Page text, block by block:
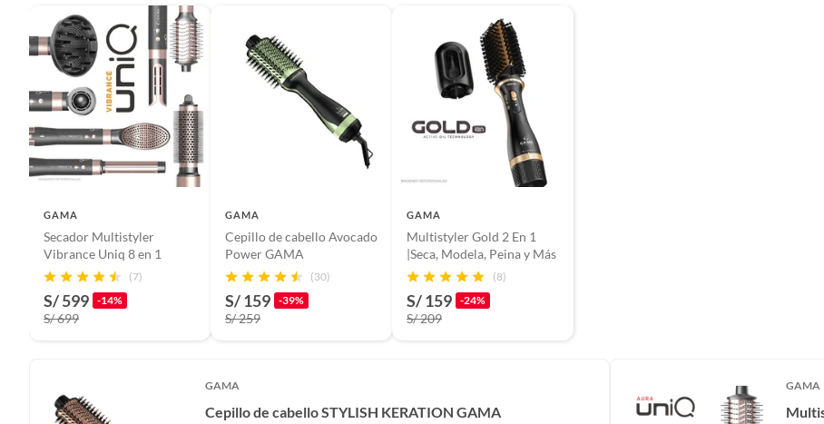
Niveles de temperatura
Número de velocidades
GAMA
Secador Multistyler
Vibrance Uniq 8 en 1
(7)
S/ 599 -14%
S/ 699
GAMA
Cepillo de cabello Avocado
Power GAMA
(30)
S/ 159 -39%
S/ 259
GAMA
Multistyler Gold 2 En 1
|Seca, Modela, Peina y Más
(8)
S/ 159 -24%
S/ 209
GAMA
Cepillo de cabello STYLISH KERATION GAMA
GAMA